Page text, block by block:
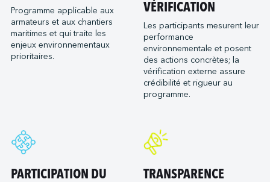
Sogestran Shipping
SOMARA
SPM Ferries
VELA
Programme applicable aux
armateurs et aux chantiers
maritimes et qui traite les
enjeux environnementaux
prioritaires.
VÉRIFICATION
Les participants mesurent leur
performance
environnementale et posent
des actions concrètes; la
vérification externe assure
crédibilité et rigueur au
programme.
PARTICIPATION DU
TRANSPARENCE